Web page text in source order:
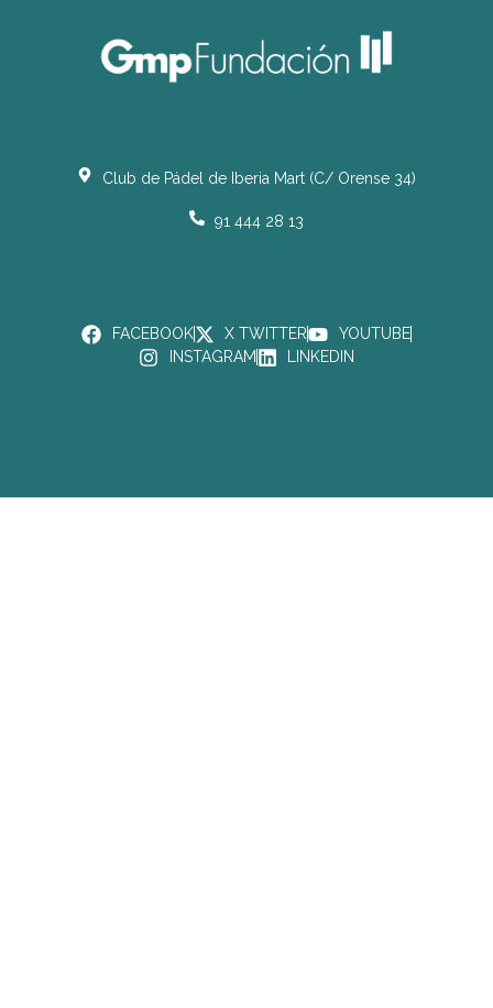
Club de Pádel de Iberia Mart (C/ Orense 34)
91 444 28 13
FACEBOOK X TWITTER
YOUTUBE
INSTAGRAM
LINKEDIN